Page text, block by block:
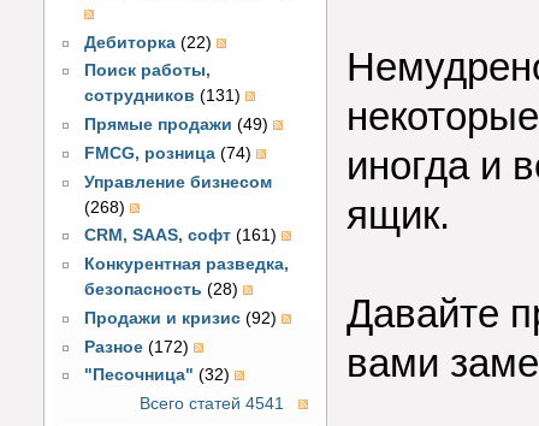
Дебиторка (22)
Поиск работы,
сотрудников (131)
Прямые продажи (49)
FMCG, розница (74)
Управление бизнесом
(268)
CRM, SAAS, софт (161)
Конкурентная разведка,
безопасность (28)
Продажи и кризис (92)
Разное (172)
"Песочница" (32)
Всего статей 4541
иногда и
ящик.
Давайте
вами